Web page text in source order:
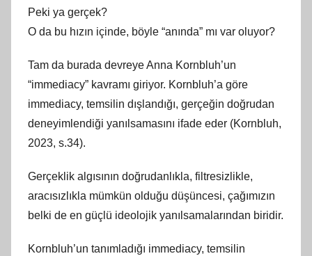
d
n
Peki ya gerçek?
O da bu hızın içinde, böyle “anında” mı var oluyor?
Tam da burada devreye Anna Kornbluh’un
“immediacy” kavramı giriyor. Kornbluh’a göre
immediacy, temsilin dışlandığı, gerçeğin doğrudan
deneyimlendiği yanılsamasını ifade eder (Kornbluh,
2023, s.34).
Gerçeklik algısının doğrudanlıkla, filtresizlikle,
aracısızlıkla mümkün olduğu düşüncesi, çağımızın
belki de en güçlü ideolojik yanılsamalarından biridir.
Kornbluh’un tanımladığı immediacy, temsilin